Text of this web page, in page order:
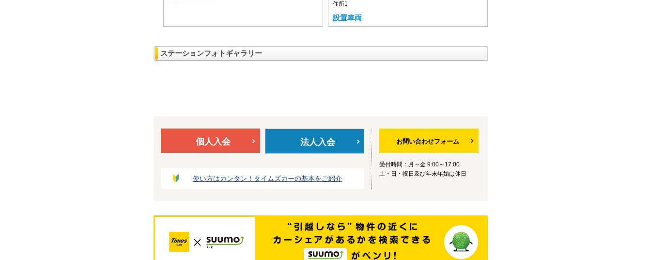
住所1
設置車両
ステーションフォトギャラリー
個人入会 法人入会
使い方はカンタン！タイムズカーの基本をご紹介
お問い合わせフォーム
受付時間：月～金 9:00～17:00
土・日・祝日及び年末年始は休日